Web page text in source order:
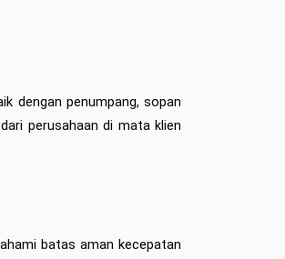
dengan penumpang, sopan
perusahaan di mata klien
batas aman kecepatan